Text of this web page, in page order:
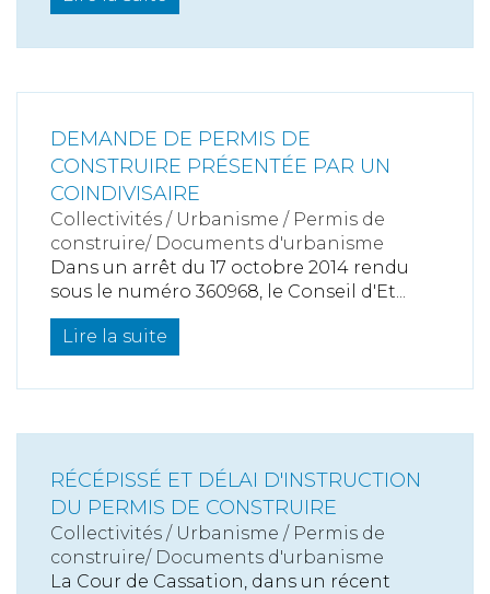
DEMANDE DE PERMIS DE
CONSTRUIRE PRÉSENTÉE PAR UN
COINDIVISAIRE
Collectivités / Urbanisme / Permis de
construire/ Documents d'urbanisme
Dans un arrêt du 17 octobre 2014 rendu
sous le numéro 360968, le Conseil d'Et...
Lire la suite
RÉCÉPISSÉ ET DÉLAI D'INSTRUCTION
DU PERMIS DE CONSTRUIRE
Collectivités / Urbanisme / Permis de
construire/ Documents d'urbanisme
La Cour de Cassation, dans un récent